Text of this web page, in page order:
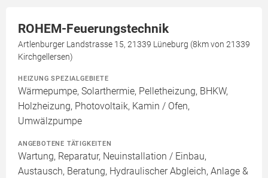
ROHEM-Feuerungstechnik
Artlenburger Landstrasse 15, 21339 Lüneburg (8km von 21339
Kirchgellersen)
HEIZUNG SPEZIALGEBIETE
Wärmepumpe, Solarthermie, Pelletheizung, BHKW,
Holzheizung, Photovoltaik, Kamin / Ofen,
Umwälzpumpe
ANGEBOTENE TÄTIGKEITEN
Wartung, Reparatur, Neuinstallation / Einbau,
Austausch, Beratung, Hydraulischer Abgleich, Anlage &